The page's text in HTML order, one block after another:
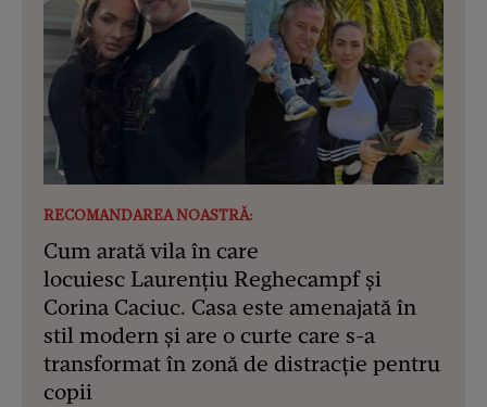
RECOMANDAREA NOASTRĂ:
Cum arată vila în care
locuiesc Laurențiu Reghecampf și
Corina Caciuc. Casa este amenajată în
stil modern și are o curte care s-a
transformat în zonă de distracție pentru
copii